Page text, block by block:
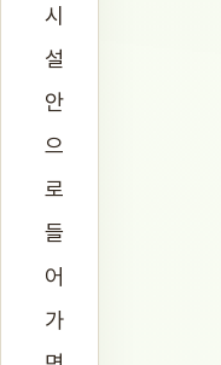
시
설
안
으
로
들
어
가